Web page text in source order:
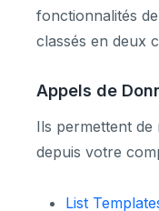
fonctionnalités
classés en deux
Appels de
Ils permettent
depuis votre
List